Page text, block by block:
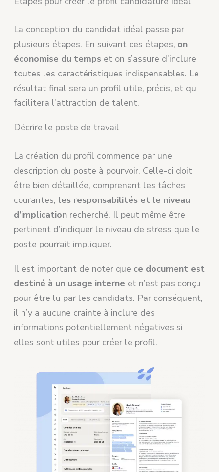
La conception du candidat idéal passe par
plusieurs étapes. En suivant ces étapes, on
économise du temps et on s’assure d’inclure
toutes les caractéristiques indispensables. Le
résultat final sera un profil utile, précis, et qui
facilitera l’attraction de talent.
Décrire le poste de travail
La création du profil commence par une
description du poste à pourvoir. Celle-ci doit
être bien détaillée, comprenant les tâches
courantes, les responsabilités et le niveau
d’implication recherché. Il peut même être
pertinent d’indiquer le niveau de stress que le
poste pourrait impliquer.
Il est important de noter que ce document est
destiné à un usage interne et n’est pas conçu
pour être lu par les candidats. Par conséquent,
il n’y a aucune crainte à inclure des
informations potentiellement négatives si
elles sont utiles pour créer le profil.